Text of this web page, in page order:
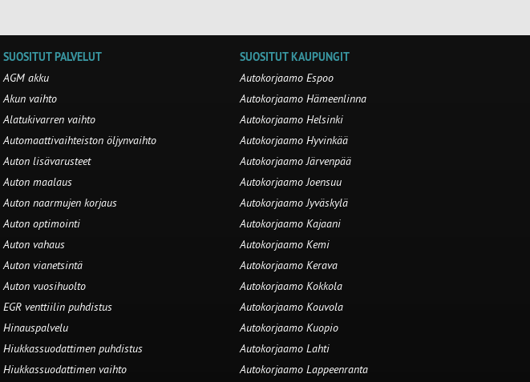
SUOSITUT PALVELUT
AGM akku
Akun vaihto
Alatukivarren vaihto
Automaattivaihteiston öljynvaihto
Auton lisävarusteet
Auton maalaus
Auton naarmujen korjaus
Auton optimointi
Auton vahaus
Auton vianetsintä
Auton vuosihuolto
EGR venttiilin puhdistus
Hinauspalvelu
Hiukkassuodattimen puhdistus
Hiukkassuodattimen vaihto
SUOSITUT KAUPUNGIT
Autokorjaamo Espoo
Autokorjaamo Hämeenlinna
Autokorjaamo Helsinki
Autokorjaamo Hyvinkää
Autokorjaamo Järvenpää
Autokorjaamo Joensuu
Autokorjaamo Jyväskylä
Autokorjaamo Kajaani
Autokorjaamo Kemi
Autokorjaamo Kerava
Autokorjaamo Kokkola
Autokorjaamo Kouvola
Autokorjaamo Kuopio
Autokorjaamo Lahti
Autokorjaamo Lappeenranta